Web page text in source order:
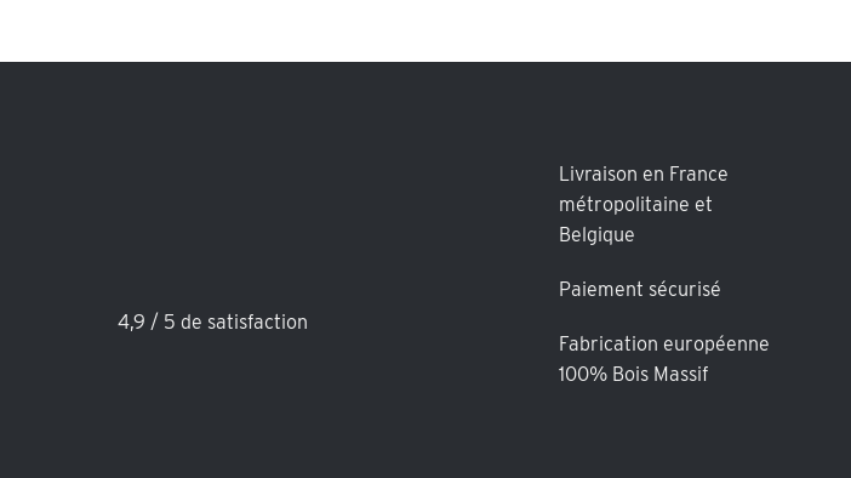
4,9 / 5 de satisfaction
Livraison en France
métropolitaine et
Belgique
Paiement sécurisé
Fabrication européenne
100% Bois Massif